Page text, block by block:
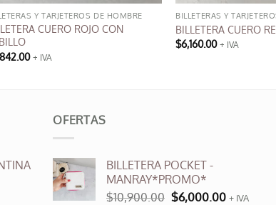
Y TARJETEROS DE HOMBRE
CUERO ROJO CON
+ IVA
BILLETERAS Y
BILLETERA CUERO
$6,160.00 + IVA
OFERTAS
BILLETERA POCKET -
MANRAY*PROMO*
$10,900.00 El
$6,000.00El+ IVA